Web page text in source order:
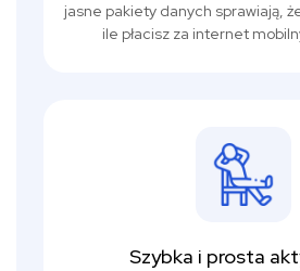
jasne pakiety danych sprawiają,
ile płacisz za internet
Szybka i prosta